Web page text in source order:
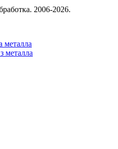
2006-2026.
металла
металла